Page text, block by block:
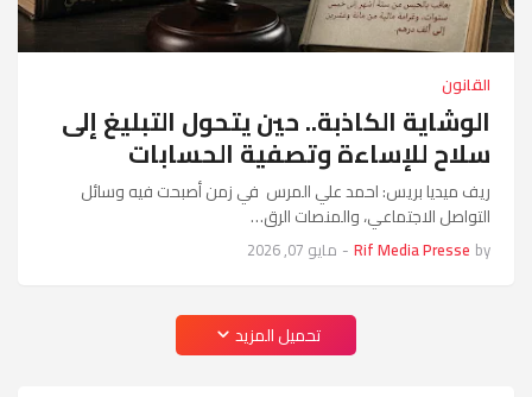
القانون
الوشاية الكاذبة.. حين يتحول التبليغ إلى
سلاح للإساءة وتصفية الحسابات
ريف ميديا بريس: احمد علي المرس في زمن أصبحت فيه وسائل
التواصل الاجتماعي، والمنصات الرق…
by
Rif Media Presse
- مايو 07, 2026
تحميل المزيد